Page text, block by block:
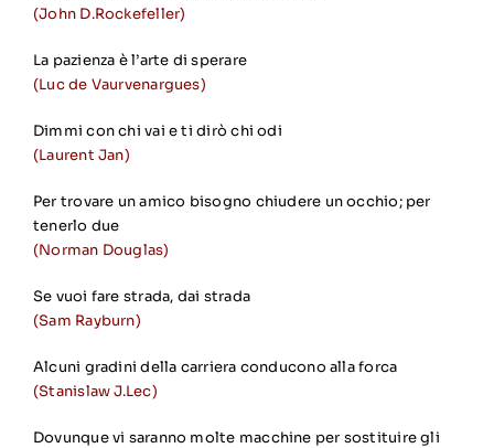
(John D.Rockefeller)
La pazienza è l’arte di sperare
(Luc de Vaurvenargues)
Dimmi con chi vai e ti dirò chi odi
(Laurent Jan)
Per trovare un amico bisogno chiudere un occhio; per
tenerlo due
(Norman Douglas)
Se vuoi fare strada, dai strada
(Sam Rayburn)
Alcuni gradini della carriera conducono alla forca
(Stanislaw J.Lec)
Dovunque vi saranno molte macchine per sostituire gli